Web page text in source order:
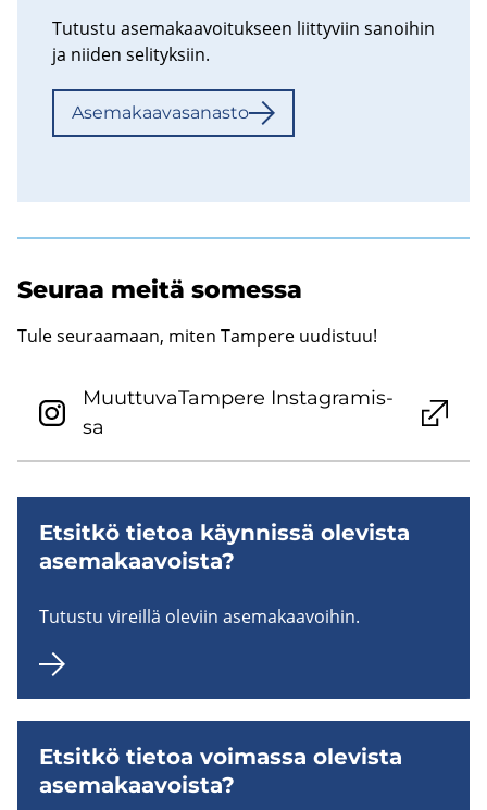
Tu­tus­tu ase­ma­kaa­voi­tuk­seen liit­ty­viin sa­noi­hin
ja nii­den se­li­tyk­siin.
Ase­ma­kaa­va­sa­nas­to
Seu­raa meitä so­mes­sa
Tule seuraamaan, miten Tampere uudistuu!
Muut­tu­va­Tam­pe­re Ins­ta­gra­mis­
sa
Et­sit­kö tie­toa käyn­nis­sä ole­vis­ta
ase­ma­kaa­vois­ta?
Tu­tus­tu vi­reil­lä ole­viin ase­ma­kaa­voi­hin.
Et­sit­kö tie­toa voi­mas­sa ole­vis­ta
ase­ma­kaa­vois­ta?